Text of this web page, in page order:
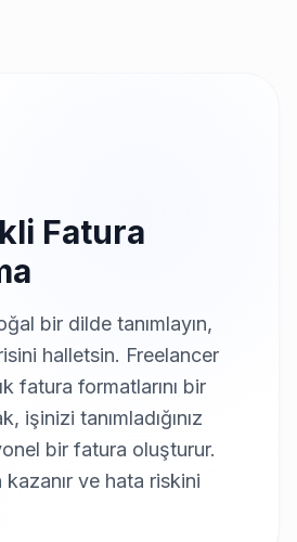
Fatura
bir dilde tanımlayın,
halletsin. Freelancer
fatura formatlarını bir
işinizi tanımladığınız
bir fatura oluşturur.
ve hata riskini